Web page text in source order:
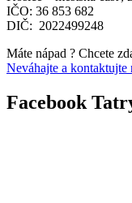
IČO: 36 853 682
DIČ: 2022499248
Máte nápad ? Chcete
Neváhajte a kontaktujte
Facebook